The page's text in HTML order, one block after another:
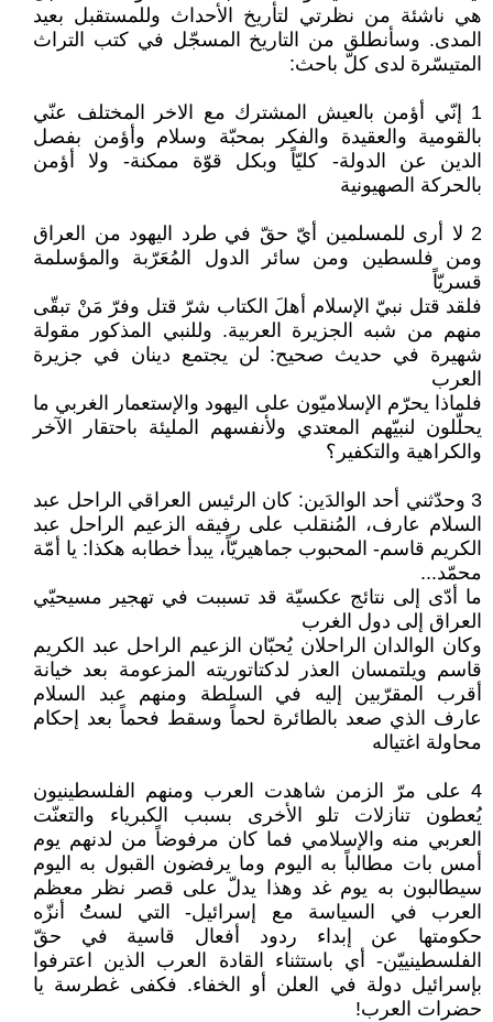
هي ناشئة من نظرتي لتأريخ الأحداث وللمستقبل بعيد
المدى. وسأنطلق من التاريخ المسجّل في كتب التراث
المتيسّرة لدى كلّ باحث:
1 إنّي أؤمن بالعيش المشترك مع الاخر المختلف عنّي
بالقومية والعقيدة والفكر بمحبّة وسلام وأؤمن بفصل
الدين عن الدولة- كليّاً وبكل قوّة ممكنة- ولا أؤمن
بالحركة الصهيونية
2 لا أرى للمسلمين أيّ حقّ في طرد اليهود من العراق
ومن فلسطين ومن سائر الدول المُعَرّبة والمؤسلمة
قسريّاً
فلقد قتل نبيّ الإسلام أهلَ الكتاب شرّ قتل وفرّ مَنْ تبقّى
منهم من شبه الجزيرة العربية. وللنبي المذكور مقولة
شهيرة في حديث صحيح: لن يجتمع دينان في جزيرة
العرب
فلماذا يحرّم الإسلاميّون على اليهود والإستعمار الغربي ما
يحلّلون لنبيّهم المعتدي ولأنفسهم المليئة باحتقار الآخر
والكراهية والتكفير؟
3 وحدّثني أحد الوالدَين: كان الرئيس العراقي الراحل عبد
السلام عارف، المُنقلب على رفيقه الزعيم الراحل عبد
الكريم قاسم- المحبوب جماهيريّاً، يبدأ خطابه هكذا: يا أمّة
محمّد...
ما أدّى إلى نتائج عكسيّة قد تسببت في تهجير مسيحيّي
العراق إلى دول الغرب
وكان الوالدان الراحلان يُحبّان الزعيم الراحل عبد الكريم
قاسم ويلتمسان العذر لدكتاتوريته المزعومة بعد خيانة
أقرب المقرّبين إليه في السلطة ومنهم عبد السلام
عارف الذي صعد بالطائرة لحماً وسقط فحماً بعد إحكام
محاولة اغتياله
4 على مرّ الزمن شاهدت العرب ومنهم الفلسطينيون
يُعطون تنازلات تلو الأخرى بسبب الكبرياء والتعنّت
العربي منه والإسلامي فما كان مرفوضاً من لدنهم يوم
أمس بات مطالباً به اليوم وما يرفضون القبول به اليوم
سيطالبون به يوم غد وهذا يدلّ على قصر نظر معظم
العرب في السياسة مع إسرائيل- التي لستُُ أنزّه
حكومتها عن إبداء ردود أفعال قاسية في حقّ
الفلسطينييّن- أي باستثناء القادة العرب الذين اعترفوا
بإسرائيل دولة في العلن أو الخفاء. فكفى غطرسة يا
حضرات العرب!